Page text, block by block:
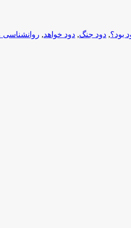
بود؟, دود جنگ, دود خواهد,